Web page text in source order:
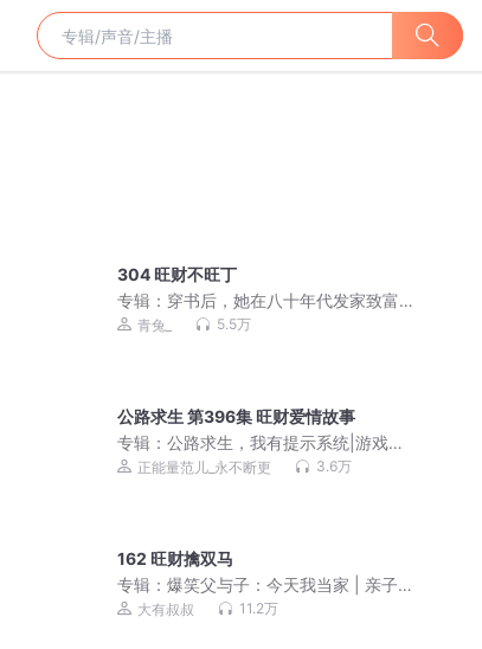
304 旺财不旺丁
专辑： 穿书后，她在八十年代发家致富|
全平台破亿年代军婚|青兔心念领衔|多人
青兔_ 5.5万
公路求生 第396集 旺财爱情故事
专辑：公路求生，我有提示系统|游戏异
界|轻松爆爽|VIP免费
正能量范儿_永不断更 3.6万
162 旺财擒双马
专辑：爆笑父与子：今天我当家 | 亲子
笑话 | 睡前故事
大有叔叔 11.2万